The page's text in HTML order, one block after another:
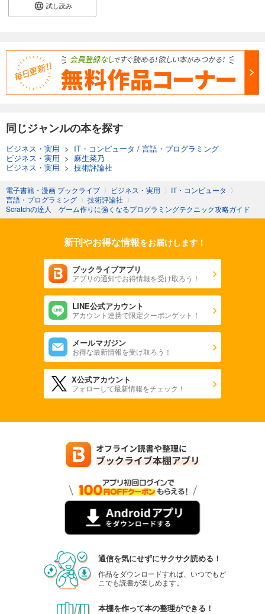
試し読み
同じジャンルの本を探す
ビジネス・実用 > IT・コンピュータ / 言語・プログラミング
ビジネス・実用 > 麻生菜乃
ビジネス・実用 > 技術評論社
電子書籍・漫画 ブックライブ 〉 ビジネス・実用 〉 IT・コンピュータ 〉
言語・プログラミング 〉 技術評論社 〉
Scratchの達人 ゲーム作りに強くなるプログラミングテクニック攻略ガイド
新刊やお得な情報をお届けします！
ブックライブアプリ
アプリの通知でお得情報を受け取ろう！
LINE公式アカウント
アカウント連携で限定クーポンゲット！
メールマガジン
お得な最新情報を受け取ろう！
X公式アカウント
フォローして最新情報をチェック！
通信を気にせずにサクサク読める！
作品をダウンロードすれば、いつでもど
こでも読書が楽しめます。
本棚を作って本の整理ができる！